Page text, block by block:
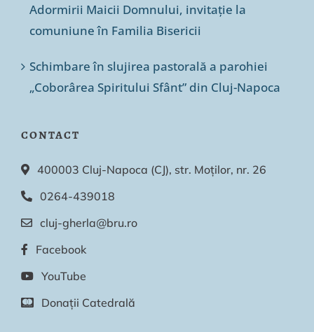
Adormirii Maicii Domnului, invitație la
comuniune în Familia Bisericii
Schimbare în slujirea pastorală a parohiei
„Coborârea Spiritului Sfânt” din Cluj-Napoca
CONTACT
400003 Cluj-Napoca (CJ), str. Moților, nr. 26
0264-439018
cluj-gherla@bru.ro
Facebook
YouTube
Donații Catedrală